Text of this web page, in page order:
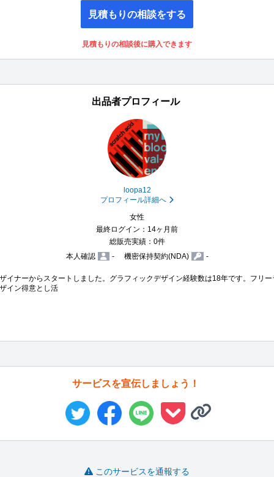
見積もりの相談をする
見積もりの相談後に購入できます
出品者プロフィール
loopa12
プロフィール詳細へ
女性
最終ログイン：14ヶ月前
総販売実績：0件
本人確認
- 機密保持契約(NDA) -
イナーからスタートしました。グラフィックデザイン経験数は18年です。フリ
イン得意とし活
サービスを宣伝しましょう！
このサービスを通報する